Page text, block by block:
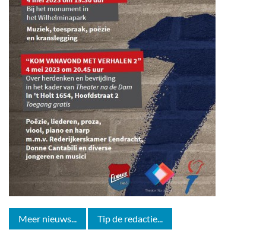
Meer nieuws... Tip de redactie...